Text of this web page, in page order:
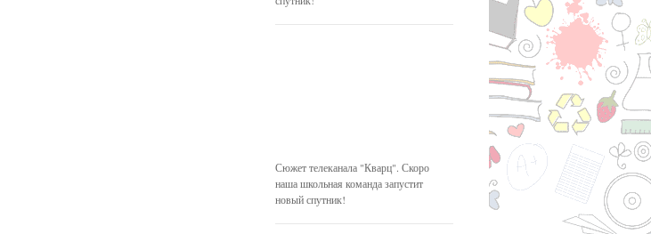
Сюжет телеканала "Кварц". Скоро
наша школьная команда запустит
новый спутник!